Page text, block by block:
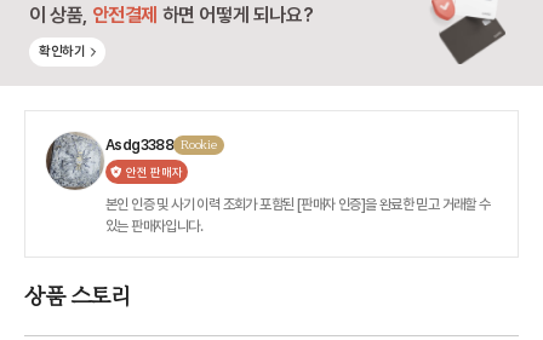
이 상품, 안전결제 하면 어떻게 되나요?
확인하기
Asdg3388 Rookie
안전 판매자
본인 인증 및 사기 이력 조회가 포함된 [판매자 인증]을 완료한 믿고 거래할 수
있는 판매자입니다.
상품 스토리